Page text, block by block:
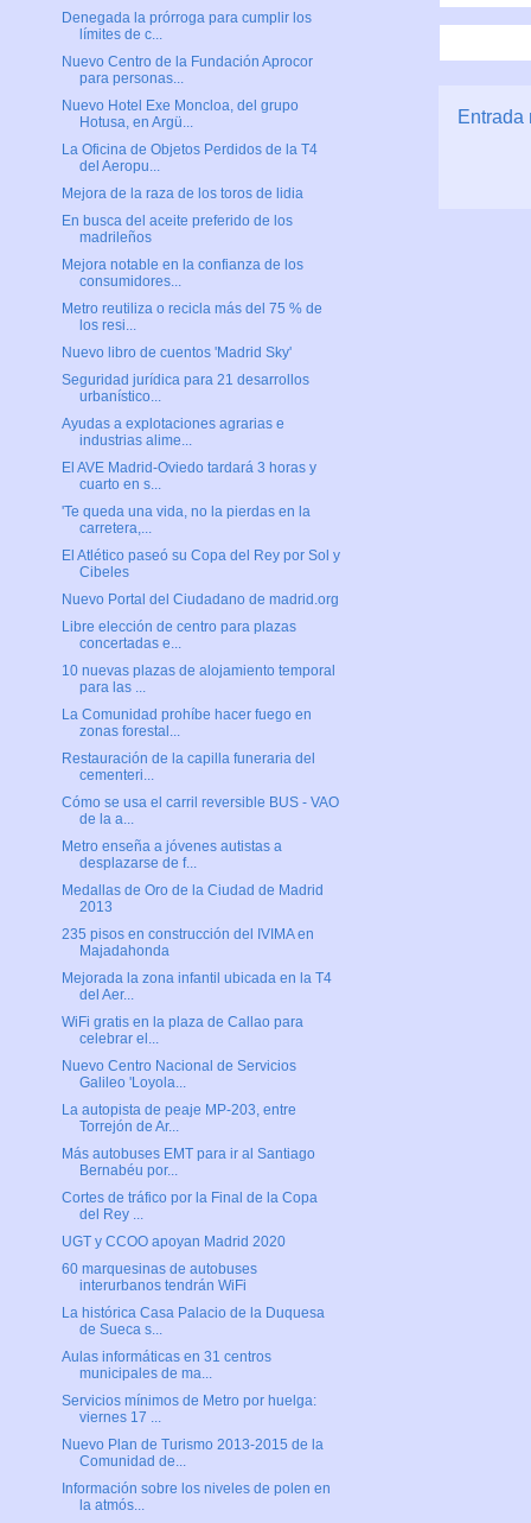
Entrada
Denegada la prórroga para cumplir los
límites de c...
Nuevo Centro de la Fundación Aprocor
para personas...
Nuevo Hotel Exe Moncloa, del grupo
Hotusa, en Argü...
La Oficina de Objetos Perdidos de la T4
del Aeropu...
Mejora de la raza de los toros de lidia
En busca del aceite preferido de los
madrileños
Mejora notable en la confianza de los
consumidores...
Metro reutiliza o recicla más del 75 % de
los resi...
Nuevo libro de cuentos 'Madrid Sky'
Seguridad jurídica para 21 desarrollos
urbanístico...
Ayudas a explotaciones agrarias e
industrias alime...
El AVE Madrid-Oviedo tardará 3 horas y
cuarto en s...
'Te queda una vida, no la pierdas en la
carretera,...
El Atlético paseó su Copa del Rey por Sol y
Cibeles
Nuevo Portal del Ciudadano de madrid.org
Libre elección de centro para plazas
concertadas e...
10 nuevas plazas de alojamiento temporal
para las ...
La Comunidad prohíbe hacer fuego en
zonas forestal...
Restauración de la capilla funeraria del
cementeri...
Cómo se usa el carril reversible BUS - VAO
de la a...
Metro enseña a jóvenes autistas a
desplazarse de f...
Medallas de Oro de la Ciudad de Madrid
2013
235 pisos en construcción del IVIMA en
Majadahonda
Mejorada la zona infantil ubicada en la T4
del Aer...
WiFi gratis en la plaza de Callao para
celebrar el...
Nuevo Centro Nacional de Servicios
Galileo 'Loyola...
La autopista de peaje MP-203, entre
Torrejón de Ar...
Más autobuses EMT para ir al Santiago
Bernabéu por...
Cortes de tráfico por la Final de la Copa
del Rey ...
UGT y CCOO apoyan Madrid 2020
60 marquesinas de autobuses
interurbanos tendrán WiFi
La histórica Casa Palacio de la Duquesa
de Sueca s...
Aulas informáticas en 31 centros
municipales de ma...
Servicios mínimos de Metro por huelga:
viernes 17 ...
Nuevo Plan de Turismo 2013-2015 de la
Comunidad de...
Información sobre los niveles de polen en
la atmós...